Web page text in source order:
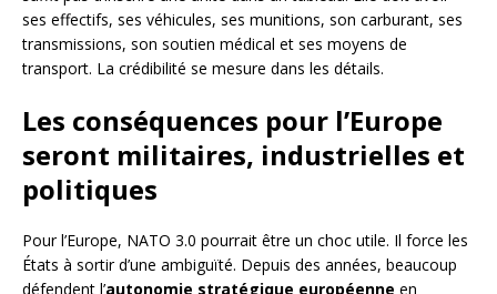
ses effectifs, ses véhicules, ses munitions, son carburant, ses
transmissions, son soutien médical et ses moyens de
transport. La crédibilité se mesure dans les détails.
Les conséquences pour l’Europe
seront militaires, industrielles et
politiques
Pour l’Europe, NATO 3.0 pourrait être un choc utile. Il force les
États à sortir d’une ambiguïté. Depuis des années, beaucoup
défendent l’autonomie stratégique européenne en